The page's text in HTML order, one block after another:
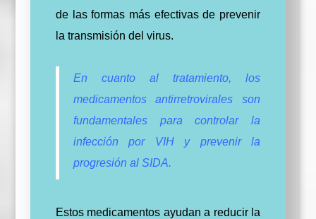
de las formas más efectivas de prevenir
la transmisión del virus.
En cuanto al tratamiento, los
medicamentos antirretrovirales son
fundamentales para controlar la
infección por VIH y prevenir la
progresión al SIDA.
Estos medicamentos ayudan a reducir la